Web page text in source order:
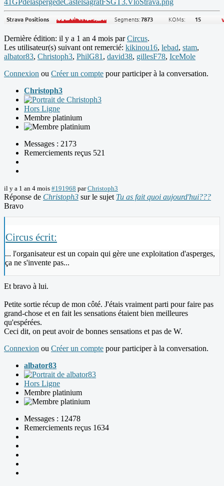
Dernière édition: il y a 1 an 4 mois parCircus.
Les utilisateur(s) suivant ont remercié: kikinou16, lebad, stam,
albator83, Christoph3, PhilG81 , david38, gillesF78, IceMole
Connexion ou Créer un compte pour participer à la conversation.
Christoph3
Hors Ligne
Membre platinium
Messages : 2173
Remerciements reçus 521
il y a 1 an 4 mois #191968 parChristoph3
Réponse de Christoph3 sur le sujet Tu as fait quoi aujourd'hui???
Bravo
Circus écrit:
... l'organisateur est un copain qui gère une exploitation d'asperges,
ça ne s'invente pas...
Et bravo à lui.
Petite sortie récup de mon côté. J'étais vraiment parti pour faire pas
grand-chose et en fait les sensations étaient bien meilleures
qu'espérées.
Ceci dit, on peut avoir de bonnes sensations et pas de W.
Connexion ou Créer un compte pour participer à la conversation.
albator83
Hors Ligne
Membre platinium
Messages : 12478
Remerciements reçus 1634